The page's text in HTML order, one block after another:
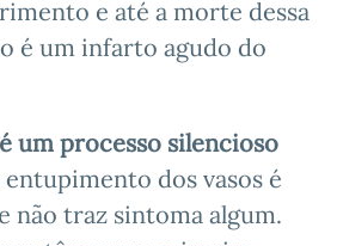
e até a morte dessa
é um infarto agudo do
um processo silencioso
dos vasos é
não traz sintoma algum.